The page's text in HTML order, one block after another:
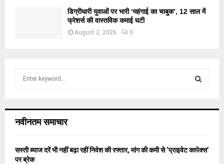
डिग्रीधारी युवाओं पर भारी ‘महंगाई का चाबुक’, 12 साल में
फ्रेशर्स की वास्तविक कमाई घटी
August 2, 2026 0
h
o
r
नवीनतम समाचार
सस्ती ब्याज दरें भी नहीं बढ़ा रहीं निवेश की रफ्तार, मांग की कमी से ‘प्राइवेट कापेक्स’
पर ब्रेक